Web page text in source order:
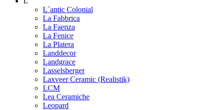
L`antic Colonial
La Fabbrica
La Faenza
La Fenice
La Platera
Landdecor
Landgrace
Lasselsberger
Laxveer Ceramic (Realistik)
LCM
Lea Ceramiche
Leopard